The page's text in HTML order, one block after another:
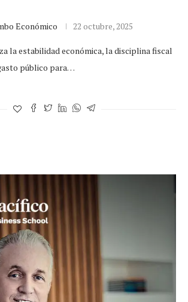
Económico 22 octubre, 2025
la estabilidad económica, la disciplina fiscal
público para…